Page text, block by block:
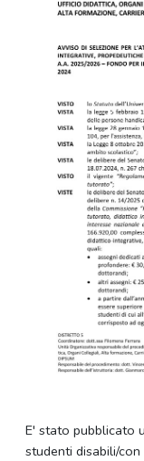
E' stato pubblicato
studenti disabili/con